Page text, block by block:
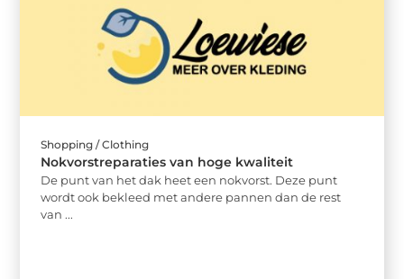
Shopping / Clothing
Nokvorstreparaties van hoge kwaliteit
De punt van het dak heet een nokvorst. Deze punt
wordt ook bekleed met andere pannen dan de rest
van ...